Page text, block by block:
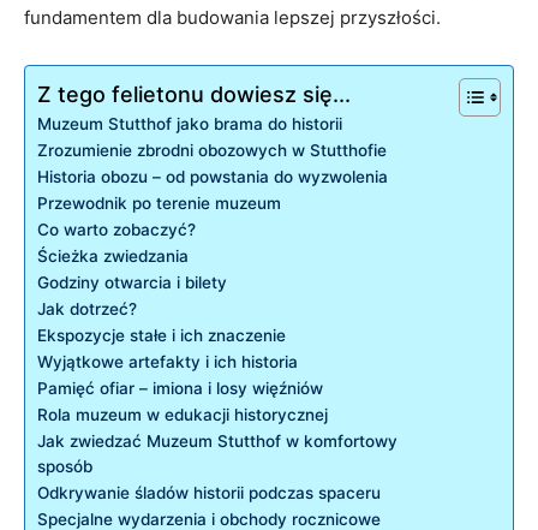
fundamentem ‍dla budowania ⁢lepszej⁢ przyszłości.
Z tego felietonu dowiesz się...
Muzeum Stutthof jako brama do historii
Zrozumienie zbrodni obozowych ‌w Stutthofie
Historia obozu – od powstania do wyzwolenia
Przewodnik po⁣ terenie muzeum
Co warto zobaczyć?
Ścieżka ⁢zwiedzania
Godziny otwarcia i​ bilety
Jak dotrzeć?
Ekspozycje stałe i ich⁢ znaczenie
Wyjątkowe artefakty i ⁤ich historia
Pamięć ofiar – ‍imiona i ⁢losy⁢ więźniów
Rola muzeum w edukacji historycznej
Jak zwiedzać Muzeum Stutthof⁤ w komfortowy
⁣sposób
Odkrywanie⁣ śladów historii podczas ⁢spaceru
Specjalne wydarzenia i obchody rocznicowe